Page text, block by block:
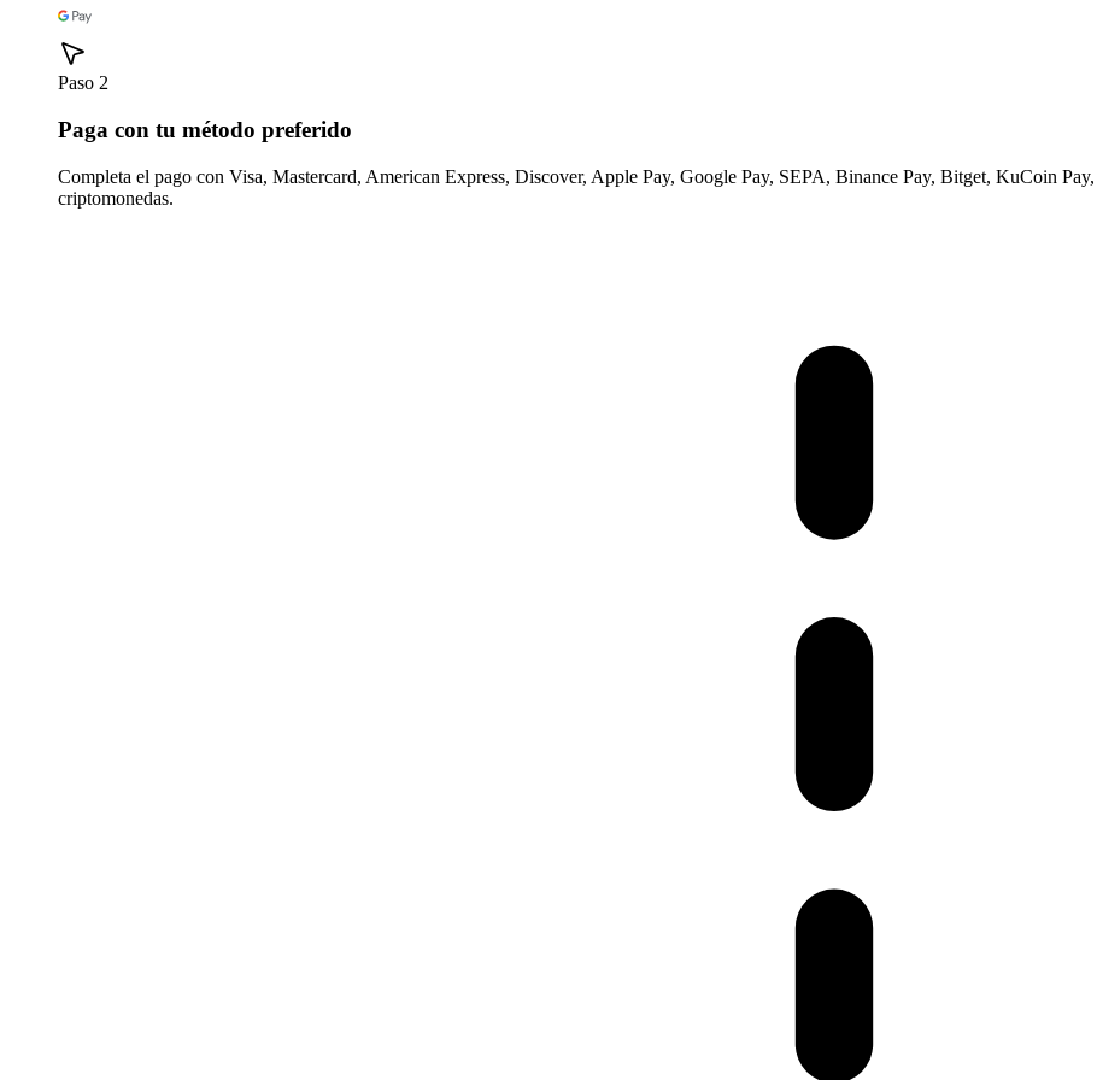
Paso 2
Paga con tu método preferido
Completa el pago con Visa, Mastercard, American Express, Discover, Apple Pay, Google Pay, SEPA, Binance Pay, Bitget, KuCoin
criptomonedas.